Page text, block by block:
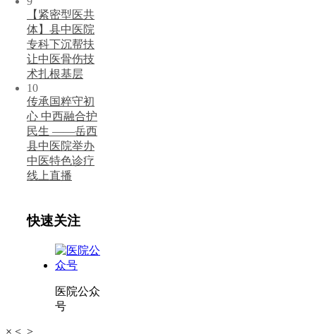
【紧密型医共
体】县中医院
专科下沉帮扶
让中医骨伤技
术扎根基层
10
传承国粹守初
心 中西融合护
民生 ——岳西
县中医院举办
中医特色诊疗
线上直播
快速关注
医院公众
号
× < >